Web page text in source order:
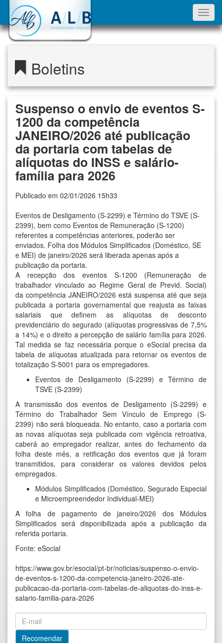
Boletins
Suspenso o envio de eventos S-
1200 da competência
JANEIRO/2026 até publicação
da portaria com tabelas de
alíquotas do INSS e salário-
família para 2026
Publicado em 02/01/2026 15h33
Eventos de Desligamento (S-2299) e Término do TSVE (S-
2399), bem como Eventos de Remuneração (S-1200)
referentes a competências anteriores, poderão ser
enviados. Folha dos Módulos Simplificados (Doméstico, SE
e MEI) de janeiro/2026 será liberada apenas após a
publicação da portaria.
A recepção dos eventos S-1200 (Remuneração de
trabalhador vinculado ao Regime Geral de Previd. Social)
da competência JANEIRO/2026 está suspensa até que seja
publicada a portaria governamental que reajusta as faixas
salariais que definem as alíquotas de desconto
previdenciário do segurado (alíquotas progressivas de 7,5%
a 14%) e o direito a percepção de salário família para 2026.
Tal medida se faz necessária porque o eSocial precisa da
tabela de alíquotas atualizada para retornar os eventos de
totalização S-5001 para os empregadores.
Eventos de Desligamento (S-2299) e Término de
TSVE (S-2399)
A transmissão dos eventos de Desligamento (S-2299) e
Término do Trabalhador Sem Vínculo de Emprego (S-
2399) não será bloqueada. No entanto, caso a portaria com
as novas alíquotas seja publicada com vigência retroativa,
caberá ao empregador realizar, antes do fechamento da
folha deste mês, a retificação dos eventos que já foram
transmitidos, para considerar os valores devidos pelos
empregados.
Módulos Simplificados (Doméstico, Segurado Especial
e Microempreendedor Individual-MEI)
Afolha de pagamento dejaneiro/2026 dos Módulos
Simplificados será disponibilizada após a publicação da
referida portaria.
Fonte: eSocial
https://www.gov.br/esocial/pt-br/noticias/suspenso-o-envio-
de-eventos-s-1200-da-competencia-janeiro-2026-ate-
publicacao-da-portaria-com-tabelas-de-aliquotas-do-inss-e-
salario-familia-para-2026